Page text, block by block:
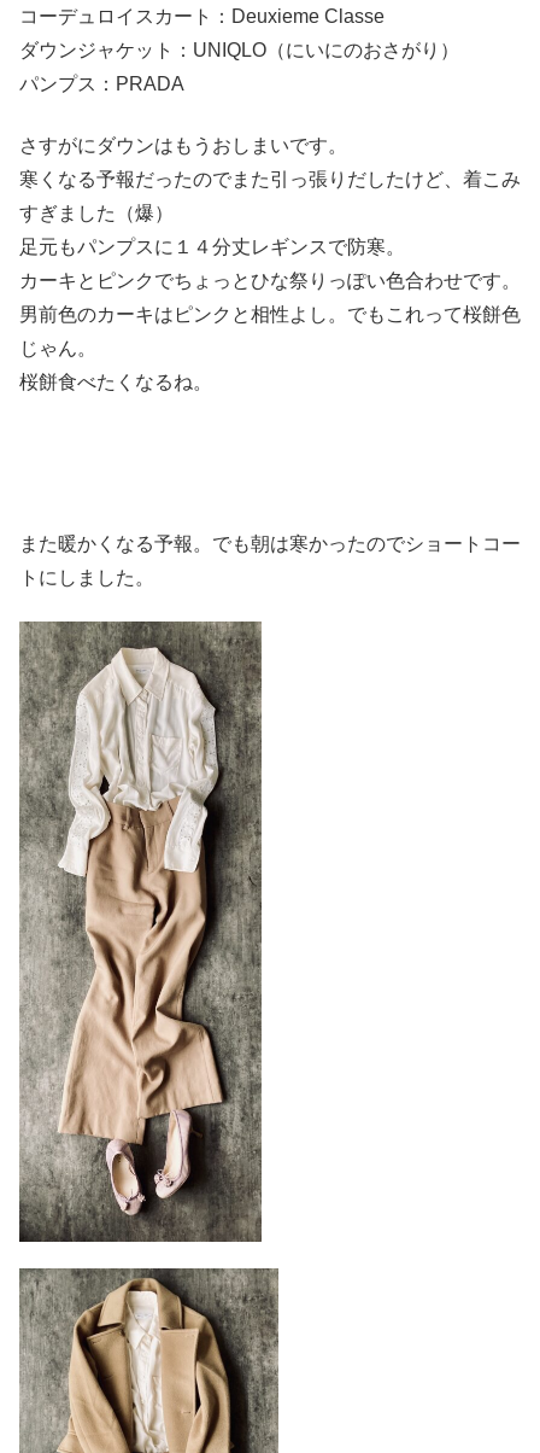
コーデュロイスカート：Deuxieme Classe
ダウンジャケット：UNIQLO（にいにのおさがり）
パンプス：PRADA
さすがにダウンはもうおしまいです。
寒くなる予報だったのでまた引っ張りだしたけど、着こみ
すぎました（爆）
足元もパンプスに１４分丈レギンスで防寒。
カーキとピンクでちょっとひな祭りっぽい色合わせです。
男前色のカーキはピンクと相性よし。でもこれって桜餅色
じゃん。
桜餅食べたくなるね。
また暖かくなる予報。でも朝は寒かったのでショートコー
トにしました。